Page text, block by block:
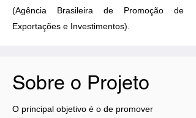
(Agência Brasileira de Promoção de
Exportações e Investimentos).
Sobre o Projeto
O principal objetivo é o de promover